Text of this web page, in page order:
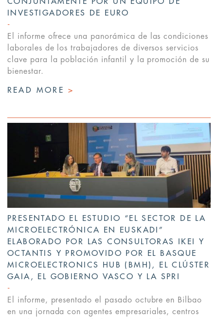
INVESTIGADORES DE EURO
El informe ofrece una panorámica de las condiciones
laborales de los trabajadores de diversos servicios
clave para la población infantil y la promoción de su
bienestar.
READ MORE >
PRESENTADO EL ESTUDIO “EL SECTOR DE LA
MICROELECTRÓNICA EN EUSKADI”
ELABORADO POR LAS CONSULTORAS IKEI Y
OCTANTIS Y PROMOVIDO POR EL BASQUE
MICROELECTRONICS HUB (BMH), EL CLÚSTER
GAIA, EL GOBIERNO VASCO Y LA SPRI
El informe, presentado el pasado octubre en Bilbao
en una jornada con agentes empresariales, centros